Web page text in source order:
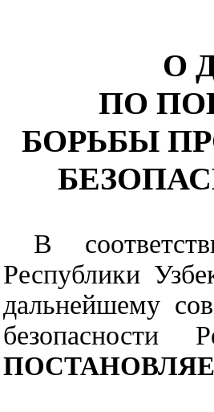
О
ПО
БОРЬБЫ
В
Республики
дальнейшему
безопасности